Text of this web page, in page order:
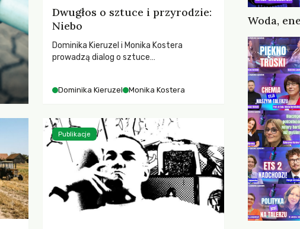
Dwugłos o sztuce i przyrodzie:
Niebo
Dominika Kieruzel i Monika Kostera
prowadzą dialog o sztuce
wrażliwość, odczuwanie przestrzeni oraz
Dominika Kieruzel Monika Kostera
Publikacje
Woda,